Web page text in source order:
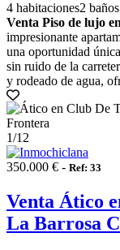
4 habitaciones2 baños
Venta Piso de lujo
impresionante
una oportunidad
sin ruido de la
y rodeado de agua,
1/12
350.000 € - Ref: 33
Venta Ático
La Barrosa